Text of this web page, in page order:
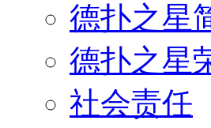
德扑之星
德扑之星
社会责任